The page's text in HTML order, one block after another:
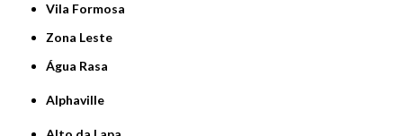
Vila Formosa
Zona Leste
Água Rasa
Alphaville